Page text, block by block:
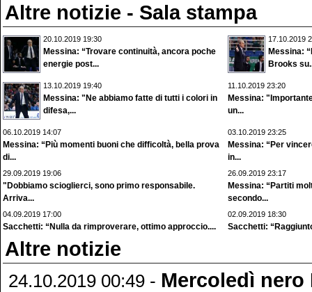
Altre notizie - Sala stampa
20.10.2019 19:30
Messina: “Trovare continuità, ancora poche
energie post...
17.10.2019
Messina:
Brooks
13.10.2019 19:40
Messina: "Ne abbiamo fatte di tutti i colori in
difesa,...
11.10.2019 23:20
Messina:
un...
06.10.2019 14:07
Messina: “Più momenti buoni che difficoltà, bella prova
di...
03.10.2019 23:25
Messina: “Per
in...
29.09.2019 19:06
"Dobbiamo scioglierci, sono primo responsabile.
Arriva...
26.09.2019 23:17
Messina: “Partiti
secondo...
04.09.2019 17:00
Sacchetti: “Nulla da rimproverare, ottimo approccio....
02.09.2019 18:30
Sacchetti:
Altre notizie
24.10.2019 00:49 - Mercoledì